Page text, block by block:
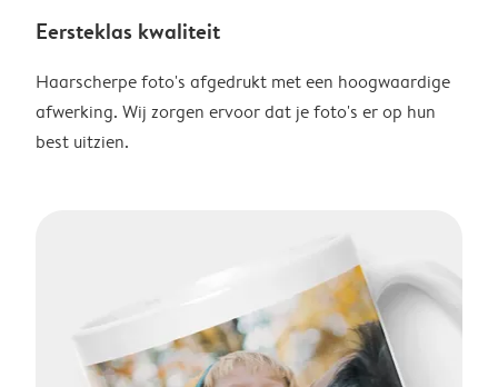
Eersteklas kwaliteit
Haarscherpe foto's afgedrukt met een hoogwaardige
afwerking. Wij zorgen ervoor dat je foto's er op hun
best uitzien.